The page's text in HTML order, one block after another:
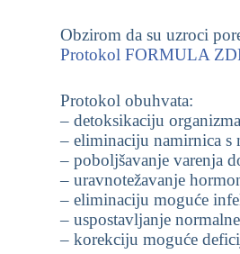
Obzirom da su uzroci
Protokol FORMULA
Protokol obuhvata:
– detoksikaciju
– eliminaciju namirnica s
– poboljšavanje varenja
– uravnotežavanje
– eliminaciju moguće
– uspostavljanje
– korekciju moguće